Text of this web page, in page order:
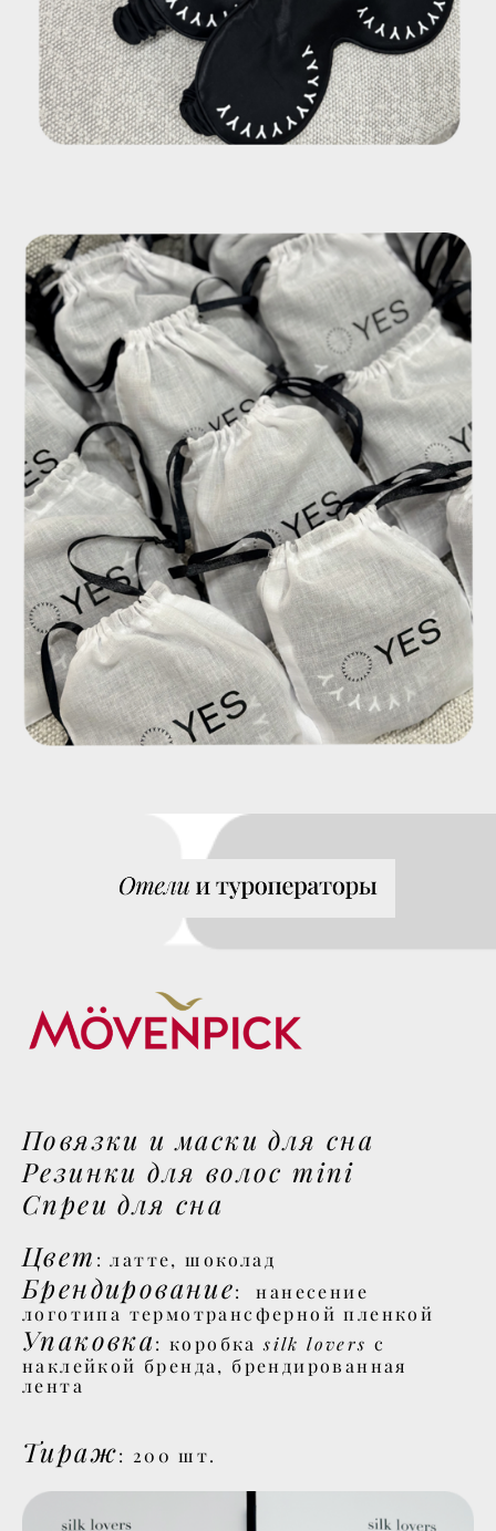
Повязки и маски для сна
Резинки для волос mini
Спреи для сна
Цвет : латте, шоколад
Брендирование: нанесение
логотипа термотрансферной пленкой
Упаковка : коробкаsilk lovers с
наклейкой бренда, брендированная
лента
Тираж: 200 шт.